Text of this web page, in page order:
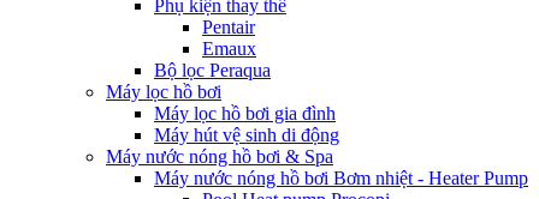
Phụ kiện thay thế
Pentair
Emaux
Bộ lọc Peraqua
Máy lọc hồ bơi
Máy lọc hồ bơi gia đình
Máy hút vệ sinh di động
Máy nước nóng hồ bơi & Spa
Máy nước nóng hồ bơi Bơm nhiệt - Heater Pump